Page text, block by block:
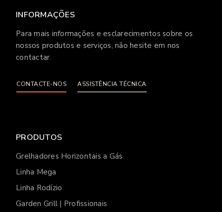
INFORMAÇÕES
Para mais informações e esclarecimentos sobre os
nossos produtos e serviços, não hesite em nos
contactar.
CONTACTE-NOS ASSISTÊNCIA TÉCNICA
PRODUTOS
Grelhadores Horizontais a Gás
Linha Mega
Linha Rodízio
Garden Grill | Profissionais